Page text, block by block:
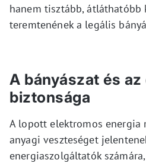
hanem tisztább, átláthatóbb
teremtenének a legális
A bányászat és
biztonsága
A lopott elektromos energia
anyagi veszteséget
energiaszolgáltatók